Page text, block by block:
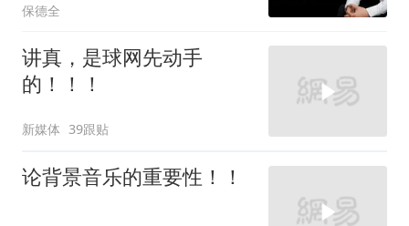
保德全
讲真，是球网先动手
的！！！
新媒体 39跟贴
论背景音乐的重要性！！